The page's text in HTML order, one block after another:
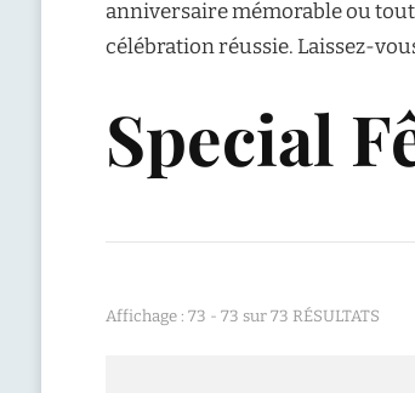
anniversaire mémorable ou
célébration réussie. Laissez-
Special
Affichage : 73 - 73 sur 73 RÉSULTATS